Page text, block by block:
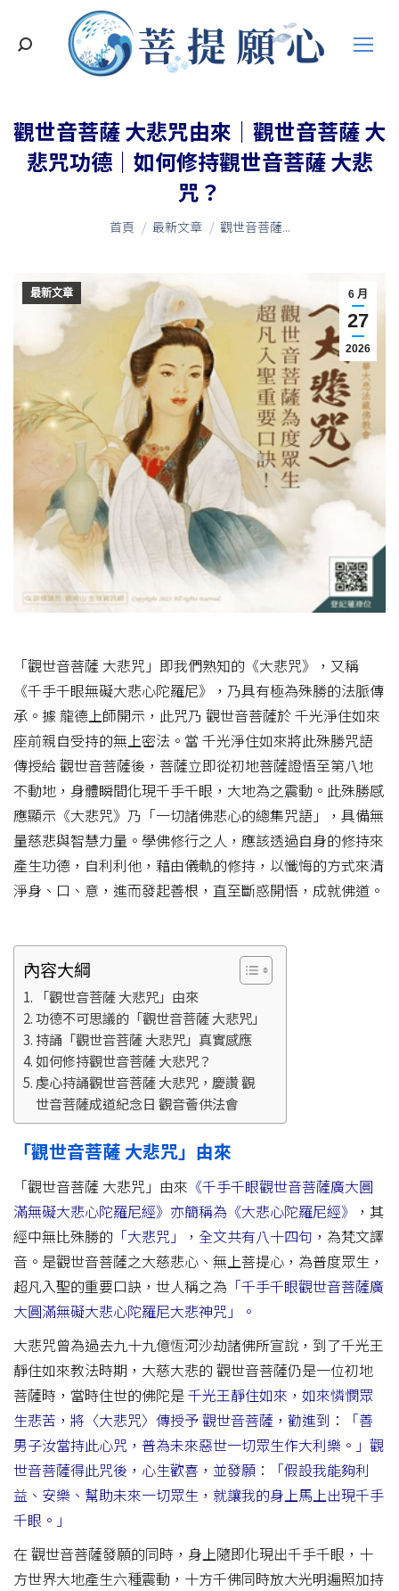
搜
觀世音菩薩 大悲咒由來｜觀世音菩薩 大
悲咒功德｜如何修持觀世音菩薩 大悲
咒？
您在這裡：
首頁 最新文章 觀世音菩薩...
6 月
27
2026
最新文章
「觀世音菩薩 大悲咒」即我們熟知的《大悲咒》，又稱
《千手千眼無礙大悲心陀羅尼》，乃具有極為殊勝的法脈傳
承。據 龍德上師開示，此咒乃 觀世音菩薩於 千光淨住如來
座前親自受持的無上密法。當 千光淨住如來將此殊勝咒語
傳授給 觀世音菩薩後，菩薩立即從初地菩薩證悟至第八地
不動地，身體瞬間化現千手千眼，大地為之震動。此殊勝感
應顯示《大悲咒》乃「一切諸佛悲心的總集咒語」，具備無
量慈悲與智慧力量。學佛修行之人，應該透過自身的修持來
產生功德，自利利他，藉由儀軌的修持，以懺悔的方式來清
淨身、口、意，進而發起善根，直至斷惑開悟，成就佛道。
內容大綱
「觀世音菩薩 大悲咒」由來
功德不可思議的「觀世音菩薩 大悲咒」
持誦「觀世音菩薩 大悲咒」真實感應
如何修持觀世音菩薩 大悲咒？
虔心持誦觀世音菩薩 大悲咒，慶讚 觀
世音菩薩成道紀念日 觀音薈供法會
「觀世音菩薩 大悲咒」由來
「觀世音菩薩 大悲咒」由來 《千手千眼觀世音菩薩廣大圓
滿無礙大悲心陀羅尼經》亦簡稱為《大悲心陀羅尼經》 ，其
經中無比殊勝的 「大悲咒」，全文共有八十四句， 為梵文譯
音。是觀世音菩薩之大慈悲心、無上菩提心，為普度眾生，
超凡入聖的重要口訣，世人稱之為 「千手千眼觀世音菩薩廣
大圓滿無礙大悲心陀羅尼大悲神咒」。
大悲咒曾為過去九十九億恆河沙劫諸佛所宣說，到了千光王
靜住如來教法時期，大慈大悲的 觀世音菩薩仍是一位初地
菩薩時，當時住世的佛陀是千光王靜住如來，如來憐憫眾
生悲苦，將〈大悲咒〉傳授予 觀世音菩薩，勸進到：「善
男子汝當持此心咒，普為未來惡世一切眾生作大利樂。」觀
世音菩薩得此咒後，心生歡喜，並發願：「假設我能夠利
益、安樂、幫助未來一切眾生，就讓我的身上馬上出現千手
千眼。」
在 觀世音菩薩發願的同時，身上隨即化現出千手千眼，十
方世界大地產生六種震動，十方千佛同時放大光明遍照加持